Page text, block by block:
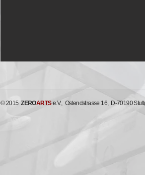
© 2015ZEROARTSe.V., Ostendstrasse 16, D-70190